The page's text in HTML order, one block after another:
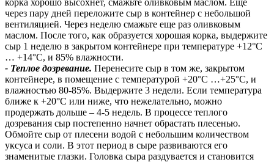
корка хорошо высохнет, смажьте оливковым маслом. Еще
через пару дней переложите сыр в контейнер с небольшой
вентиляцией. Через неделю смажьте еще раз оливковым
маслом. После того, как образуется хорошая корка, выдержите
сыр 1 неделю в закрытом контейнере при температуре +12°С
… +14°С, и 85% влажности.
- Теплое дозревание. Перенесите сыр в том же, закрытом
контейнере, в помещение с температурой +20°С …+25°С, и
влажностью 80-85%. Выдержите 3 недели. Если температура
ближе к +20°С или ниже, что нежелательно, можно
продержать дольше – 4-5 недель. В процессе теплого
дозревания сыр постепенно начнет обрастать плесенью.
Обмойте сыр от плесени водой с небольшим количеством
уксуса и соли. В этот период в сыре развиваются его
знаменитые глазки. Головка сыра раздувается и становится